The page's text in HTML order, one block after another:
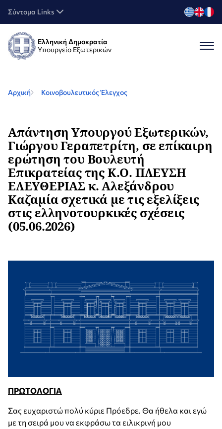
Σύντομα Links
Ελληνική Δημοκρατία
Υπουργείο Εξωτερικών
Αρχική Κοινοβουλευτικός Έλεγχος
Απάντηση Υπουργού Εξωτερικών,
Γιώργου Γεραπετρίτη, σε επίκαιρη
ερώτηση του Βουλευτή
Επικρατείας της Κ.Ο. ΠΛΕΥΣΗ
ΕΛΕΥΘΕΡΙΑΣ κ. Αλεξάνδρου
Καζαμία σχετικά με τις εξελίξεις
στις ελληνοτουρκικές σχέσεις
(05.06.2026)
ΠΡΩΤΟΛΟΓΙΑ
Σας ευχαριστώ πολύ κύριε Πρόεδρε. Θα ήθελα και εγώ
με τη σειρά μου να εκφράσω τα ειλικρινή μου